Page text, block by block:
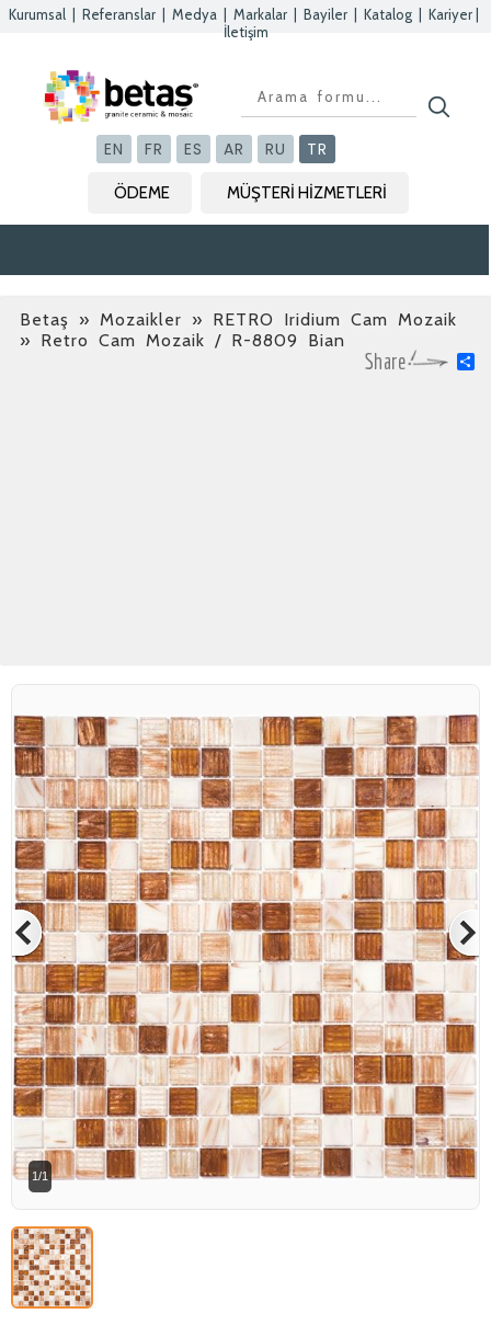
Kurumsal Referanslar Medya Markalar Bayiler Katalog Kariyer
İletişim
EN FR ES AR RU TR
ÖDEME MÜŞTERİ HİZMETLERİ
Betaş » Mozaikler » RETRO Iridium Cam Mozaik
» Retro Cam Mozaik / R-8809 Bian
1/1
Betaş Cam Mozaik
Betaş Cam Mozik olarak tam zamanlı
meslektaşlar arıyoruz. Özgeçmişlerinizi
gönderdikten sonra tarafımıza bilgi
vermeniz faydalı olacaktır.
Özgeçmişlerinizi yandaki formdan
bizlere ulaştırabilirsiniz. Bizi tercih